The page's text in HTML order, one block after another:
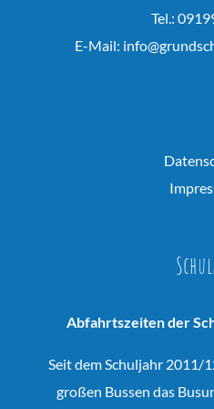
Tel.:
E-Mail:
Abfahrtszeiten der
Seit dem Schuljahr 2011/
großen Bussen das